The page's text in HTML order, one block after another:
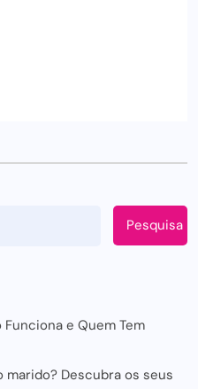
Pesquisa
e Quem Tem
Descubra os seus